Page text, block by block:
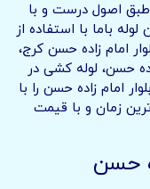
طبق اصول درست و با
باما با استفاده از
امام زاده حسن کرج،
حسن، لوله کشی در
امام زاده حسن را با
زمان و با قیمت
حسن